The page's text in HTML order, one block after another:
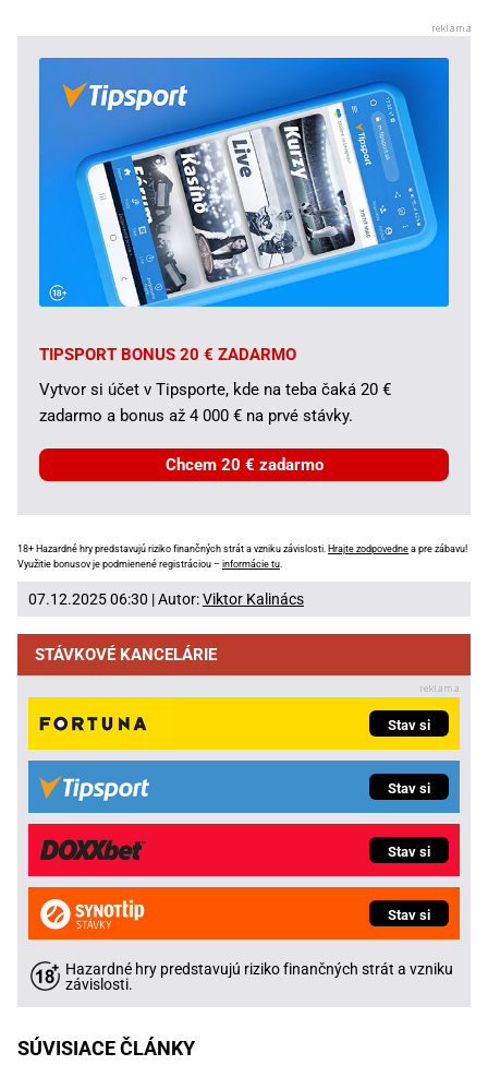
TIPSPORT BONUS 20 € ZADARMO
Vytvor si účet v Tipsporte, kde na teba čaká 20 €
zadarmo a bonus až 4 000 € na prvé stávky.
Chcem 20 € zadarmo
18+ Hazardné hry predstavujú riziko finančných strát a vzniku závislosti. Hrajte zodpovedne a pre zábavu!
Využitie bonusov je podmienené registráciou – informácie tu
07.12.2025 06:30 | Autor:Viktor Kalinács
STÁVKOVÉ KANCELÁRIE
Stav si
Stav si
Stav si
Stav si
Hazardné hry predstavujú riziko finančných strát a vzniku
závislosti.
SÚVISIACE ČLÁNKY